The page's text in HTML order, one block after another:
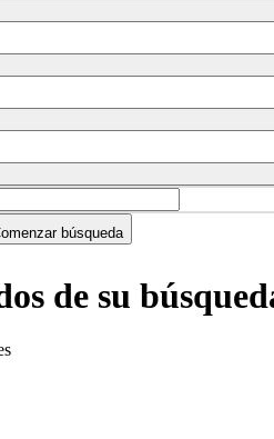
búsqueda
de su